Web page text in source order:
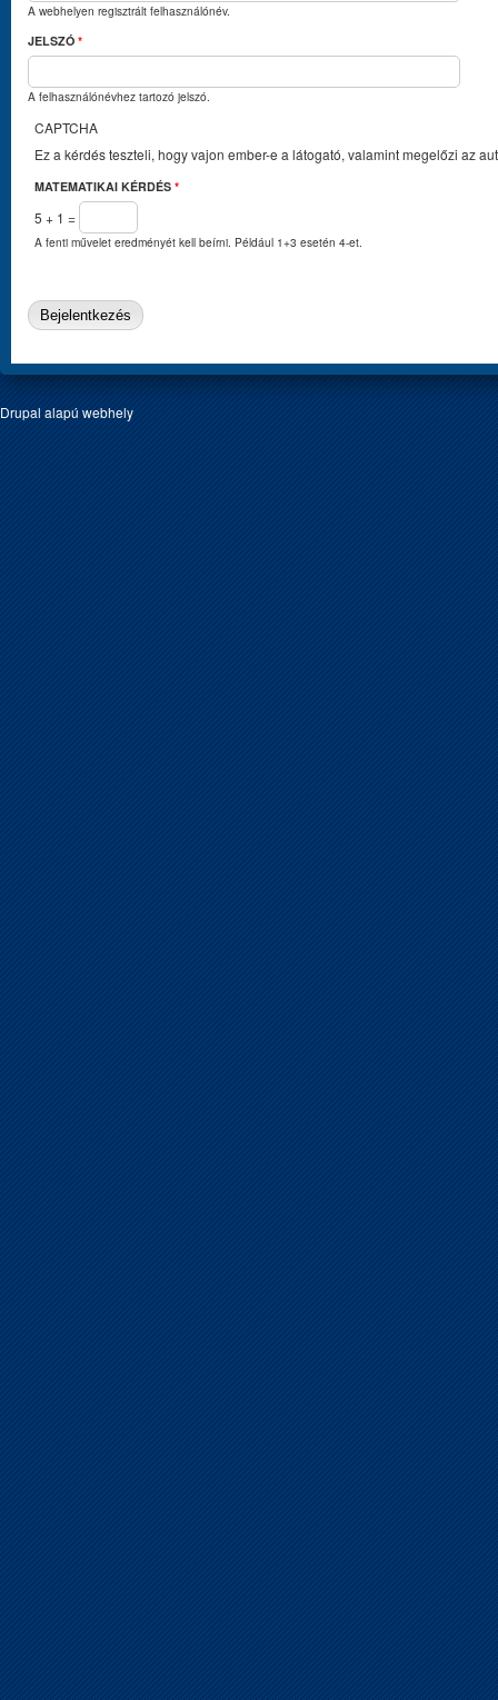
A webhelyen regisztrált felhasználónév.
JELSZÓ *
A felhasználónévhez tartozó jelszó.
CAPTCHA
Ez a kérdés teszteli, hogy vajon ember-e a látogató, valamint megelőzi az
MATEMATIKAI KÉRDÉS *
5 + 1 =
A fenti művelet eredményét kell beírni. Például 1+3 esetén 4-et.
Drupal alapú webhely